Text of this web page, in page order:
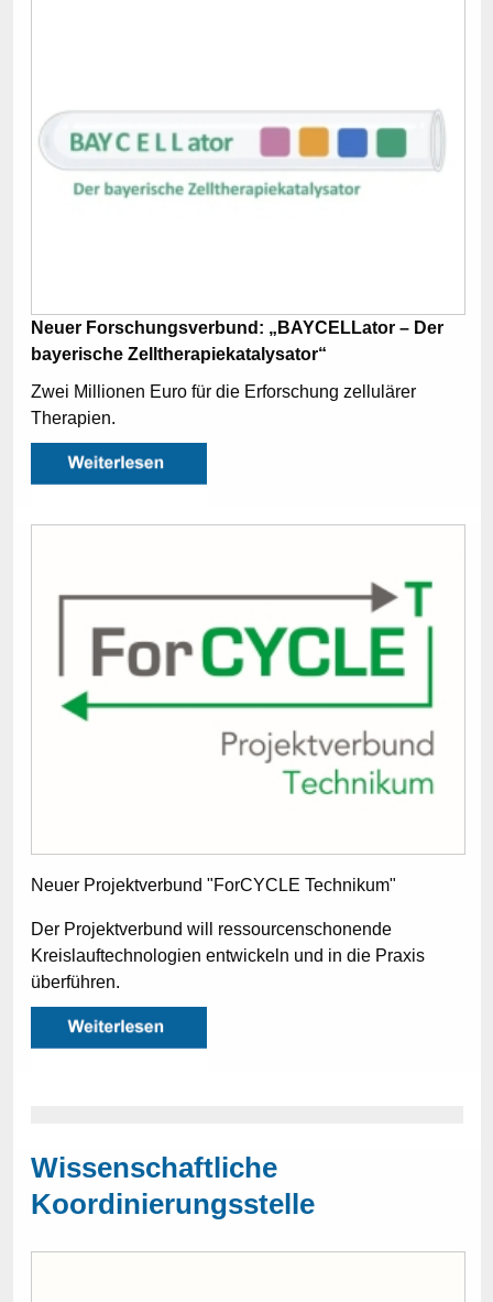
Neuer Forschungsverbund: „BAYCELLator – Der
bayerische Zelltherapiekatalysator“
Zwei Millionen Euro für die Erforschung zellulärer
Therapien.
Neuer Projektverbund "ForCYCLE Technikum"
Der Projektverbund will ressourcenschonende
Kreislauftechnologien entwickeln und in die Praxis
überführen.
Wissenschaftliche
Koordinierungsstelle